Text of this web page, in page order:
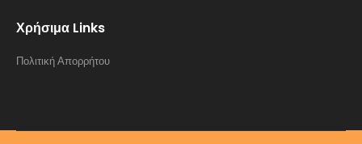
Χρήσιμα Links
Πολιτική Απορρήτου